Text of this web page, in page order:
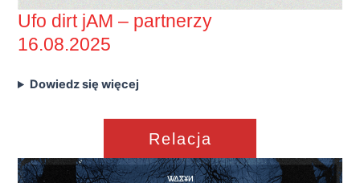
Ufo dirt jAM – partnerzy
16.08.2025
Dowiedz się więcej
Relacja